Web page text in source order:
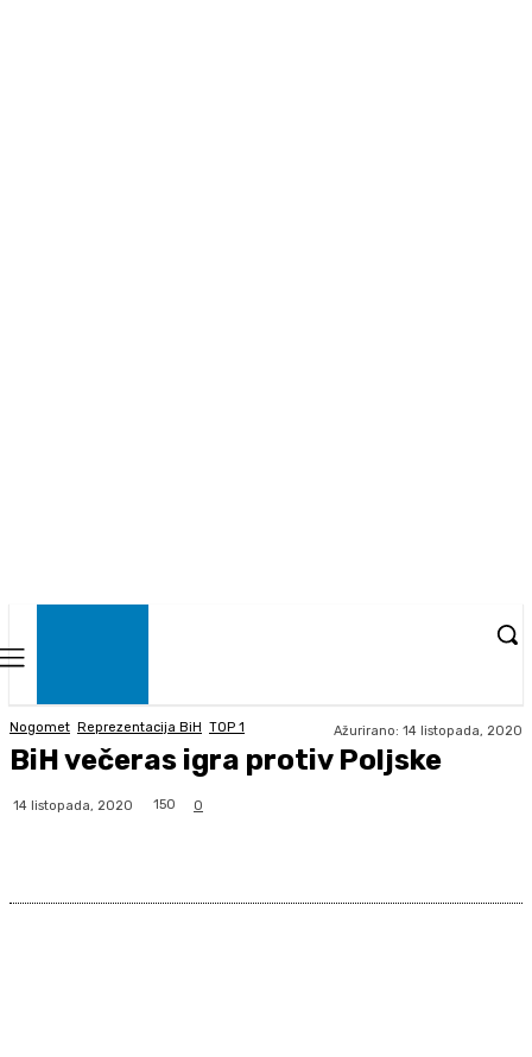
Nogomet Reprezentacija BiH TOP 1 Ažurirano: 14 listopada, 2020
BiH večeras igra protiv Poljske
14 listopada, 2020 150 0